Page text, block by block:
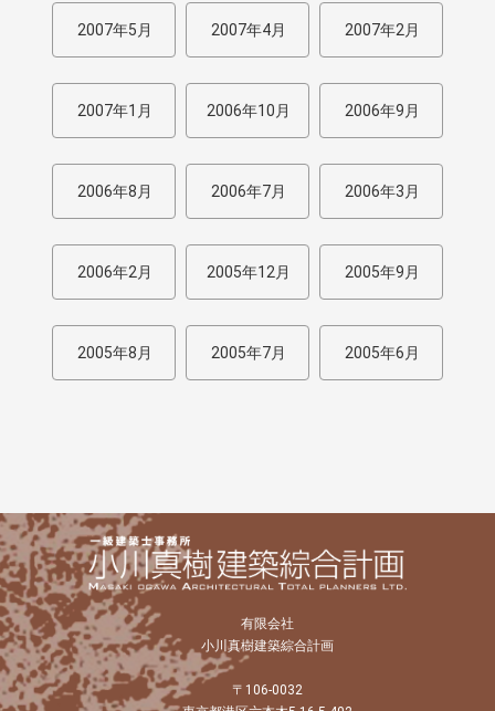
2007年5月 2007年4月 2007年2月
2007年1月 2006年10月 2006年9月
2006年8月 2006年7月 2006年3月
2006年2月 2005年12月 2005年9月
2005年8月 2005年7月 2005年6月
有限会社
小川真樹建築綜合計画
〒106-0032